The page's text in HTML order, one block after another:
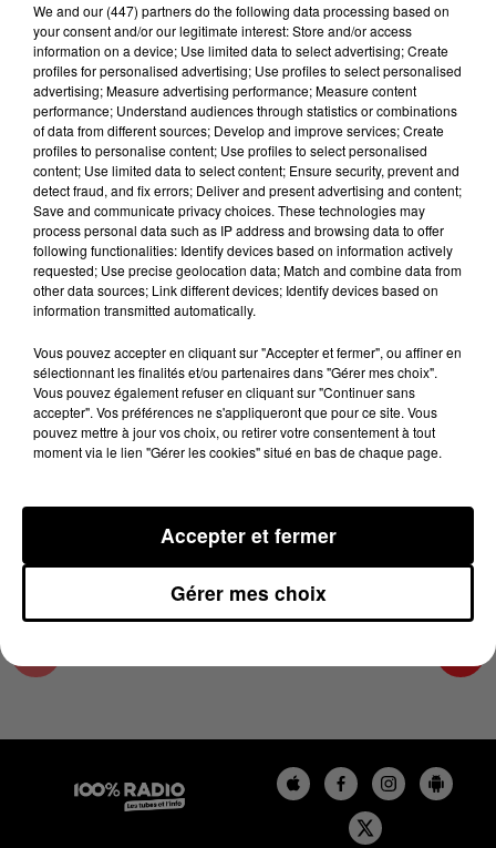
Lecture (1 min 14 sec)
100%
100% Radio l'agenda de Toulouse
31 janvier 2025 - 1 min 14 sec
L'AGENDA DE TOULOUSE DU 31/01/2025 À
16H35
L'agenda de Toulouse
We and our (447) partnersdo the following data processing based on
your consent and/or our legitimate interest: Store and/or access
information on a device; Use limited data to select advertising; Create
profiles for personalised advertising; Use profiles to select personalised
advertising; Measure advertising performance; Measure content
performance; Understand audiences through statistics or combinations
of data from different sources; Develop and improve services; Create
profiles to personalise content; Use profiles to select personalised
content; Use limited data to select content; Ensure security, prevent and
detect fraud, and fix errors; Deliver and present advertising and content;
Save and communicate privacy choices. These technologies may
process personal data such as IP address and browsing data to offer
following functionalities: Identify devices based on information actively
requested; Use precise geolocation data; Match and combine data from
other data sources; Link different devices; Identify devices based on
information transmitted automatically.
Vous pouvez accepter en cliquant sur "Accepter et fermer", ou affiner en
sélectionnant les finalités et/ou partenaires dans "Gérer mes choix".
Vous pouvez également refuser en cliquant sur "Continuer sans
accepter". Vos préférences ne s'appliqueront que pour ce site. Vous
pouvez mettre à jour vos choix, ou retirer votre consentement à tout
moment via le lien "Gérer les cookies" situé en bas de chaque page.
Gérer mes choix
Accepter et fermer